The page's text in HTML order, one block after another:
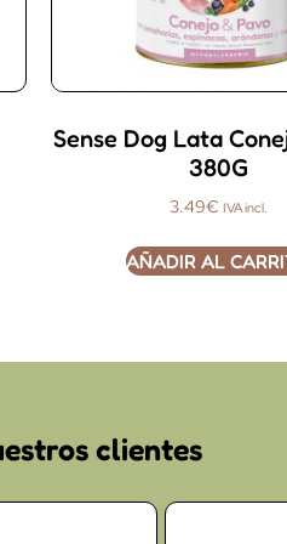
Sense Dog Lata
380G
3.49€ IVA incl.
AÑADIR AL
clientes